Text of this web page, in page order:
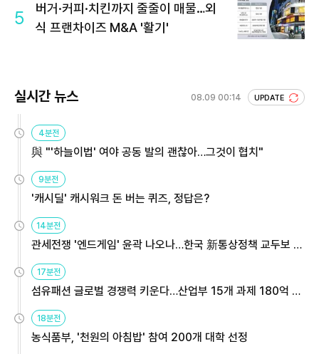
5
버거·커피·치킨까지 줄줄이 매물…외
식 프랜차이즈 M&A '활기'
실시간 뉴스 08.09 00:14 UPDATE
4분전
與 "'하늘이법' 여야 공동 발의 괜찮아…그것이 협치"
9분전
'캐시딜' 캐시워크 돈 버는 퀴즈, 정답은?
14분전
관세전쟁 '엔드게임' 윤곽 나오나…한국 新통상정책 교두보 활
용해야
17분전
섬유패션 글로벌 경쟁력 키운다…산업부 15개 과제 180억 지
원
18분전
농식품부, '천원의 아침밥' 참여 200개 대학 선정